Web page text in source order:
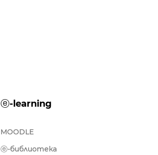
ⓔ-learning
MOODLE
ⓔ-библиотека